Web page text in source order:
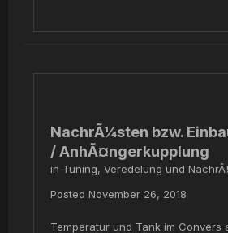
NachrÃ¼sten bzw.
/ AnhÃ¤ngerkupplung
in Tuning, Veredelung und
Posted November 26, 2018
Temperatur und Tank im Convers